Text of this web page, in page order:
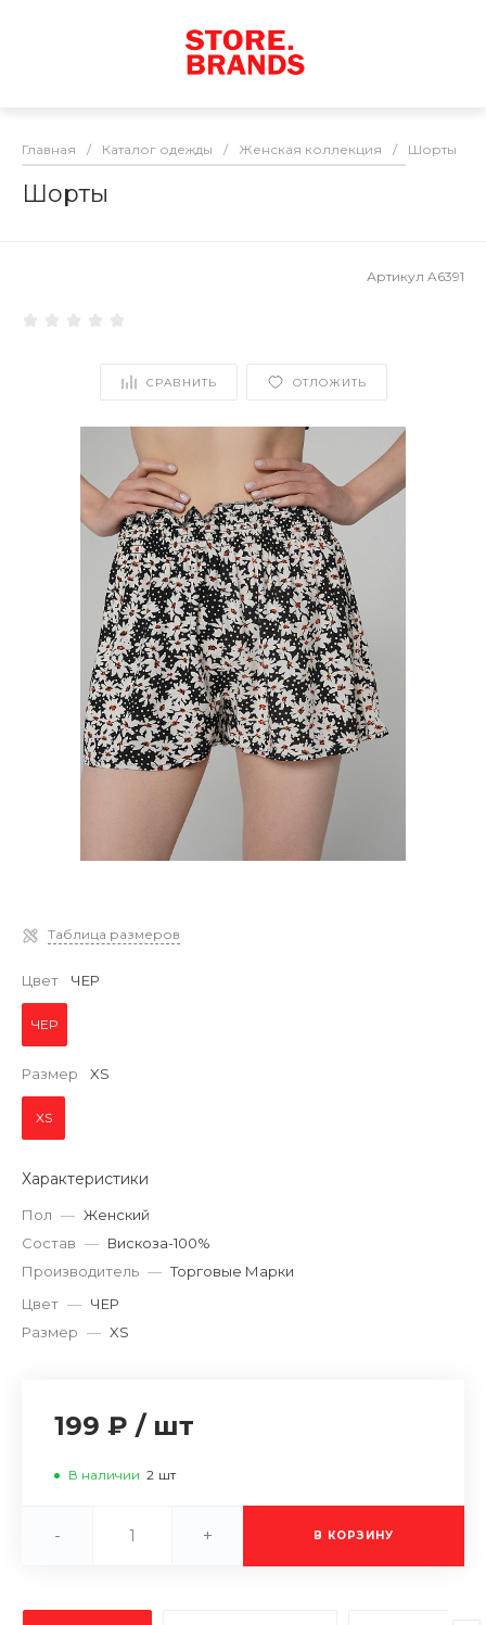
Главная / Каталог одежды / Женская коллекция / Шорты
Шорты
Артикул A6391
СРАВНИТЬ ОТЛОЖИТЬ
Таблица размеров
Цвет ЧЕР
ЧЕР
Размер XS
XS
Характеристики
Пол — Женский
Состав — Вискоза-100%
Производитель — Торговые Марки
Цвет — ЧЕР
Размер — XS
199 ₽ / шт
В наличии 2 шт
- + В КОРЗИНУ